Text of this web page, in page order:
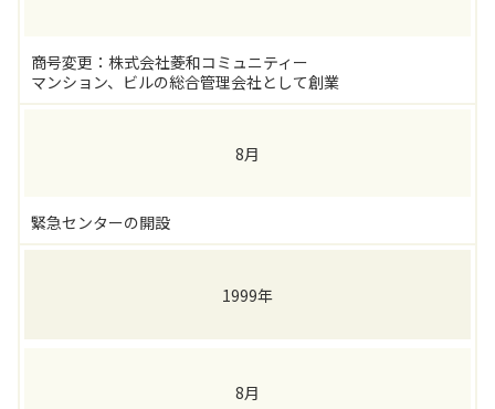
商号変更：株式会社菱和コミュニティー
マンション、ビルの総合管理会社として創業
8月
緊急センターの開設
1999年
8月